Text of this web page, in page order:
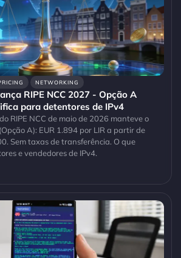
NETWORKING
RIPE NCC 2027 - Opção A
para detentores de IPv4
RIPE NCC de maio de 2026 manteve o
A): EUR 1.894 por LIR a partir de
Sem taxas de transferência. O que
e vendedores de IPv4.